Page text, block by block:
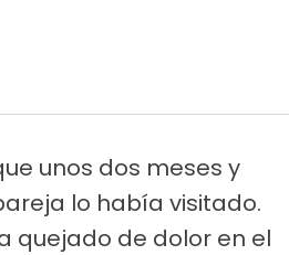
unos dos meses y
lo había visitado.
quejado de dolor en el